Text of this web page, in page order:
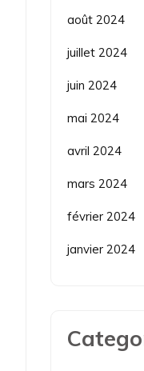
août 2024
juillet 2024
juin 2024
mai 2024
avril 2024
mars 2024
février 2024
janvier 2024